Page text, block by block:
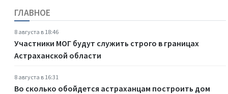
ГЛАВНОЕ
8 августа в 18:46
Участники МОГ будут служить строго в границах
Астраханской области
8 августа в 16:31
Во сколько обойдется астраханцам построить дом